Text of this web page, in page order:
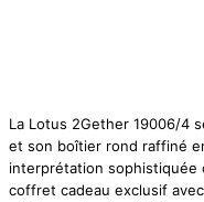
La Lotus 2Gether 19006/4
et son boîtier rond raffiné
interprétation sophistiquée
coffret cadeau exclusif